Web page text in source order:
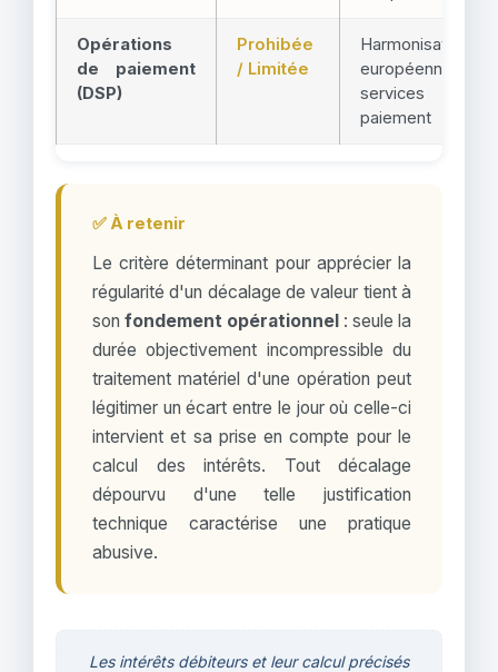
Opérations
de paiement
(DSP)
Prohibée
/ Limitée
Harmonisation
européenne des
services de
paiement
✅ À retenir
Le critère déterminant pour apprécier la
régularité d'un décalage de valeur tient à
son fondement opérationnel : seule la
durée objectivement incompressible du
traitement matériel d'une opération peut
légitimer un écart entre le jour où celle-ci
intervient et sa prise en compte pour le
calcul des intérêts. Tout décalage
dépourvu d'une telle justification
technique caractérise une pratique
abusive.
Les intérêts débiteurs et leur calcul précisés